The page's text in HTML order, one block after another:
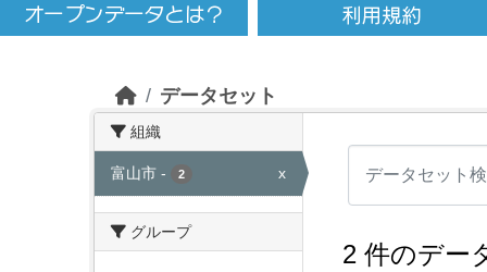
データセット
組織
富山市 - 2 x
グループ
2 件のデー